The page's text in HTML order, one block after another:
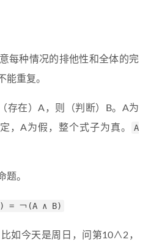
每种情况的排他性和全体的完
能重复。
存在）A，则（判断）B。A为
，A为假，整个式子为真。
A
题。
= ￢(A ∧ B)
如今天是周日，问第10∧2，